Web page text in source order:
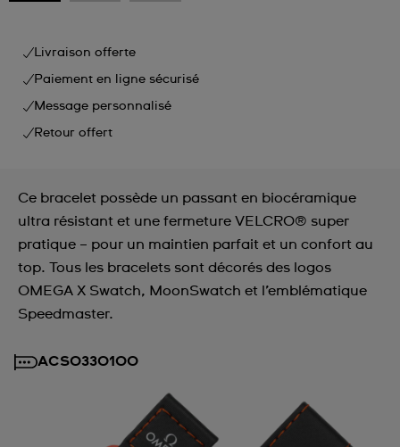
Livraison offerte
Paiement en ligne sécurisé
Message personnalisé
Retour offert
Ce bracelet possède un passant en biocéramique
ultra résistant et une fermeture VELCRO® super
pratique – pour un maintien parfait et un confort au
top. Tous les bracelets sont décorés des logos
OMEGA X Swatch, MoonSwatch et l’emblématique
Speedmaster.
ACSO33O100